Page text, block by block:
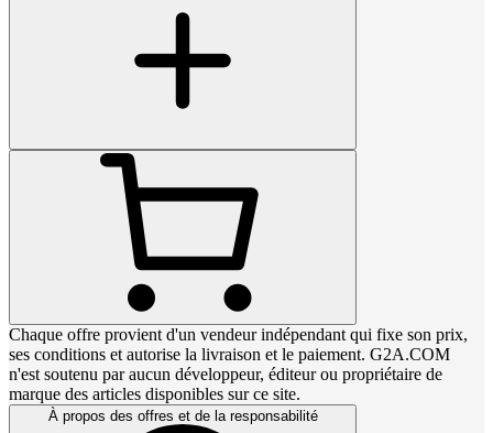
Chaque offre provient d'un vendeur indépendant qui fixe son prix,
ses conditions et autorise la livraison et le paiement. G2A.COM
n'est soutenu par aucun développeur, éditeur ou propriétaire de
marque des articles disponibles sur ce site.
À propos des offres et de la responsabilité